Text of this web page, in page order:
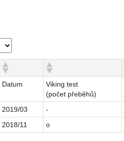
Datum
Viking test
(počet přeběhů)
2019/03 -
2018/11 o